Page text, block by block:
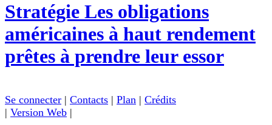
Stratégie Les obligations
américaines à haut rendement
prêtes à prendre leur essor
Se connecter | Contacts | Plan | Crédits
| Version Web |